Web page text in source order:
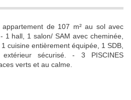
de 107 m² au sol avec
1 hall, 1 salon/ SAM avec cheminée,
cuisine entièrement équipée, 1 SDB,
extérieur sécurisé. - 3 PISCINES
verts et au calme.